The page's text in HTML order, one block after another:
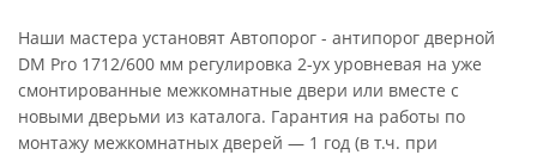
Наши мастера установят Автопорог - антипорог дверной
DM Pro 1712/600 мм регулировка 2-ух уровневая на уже
смонтированные межкомнатные двери или вместе с
новыми дверьми из каталога. Гарантия на работы по
монтажу межкомнатных дверей — 1 год (в т.ч. при